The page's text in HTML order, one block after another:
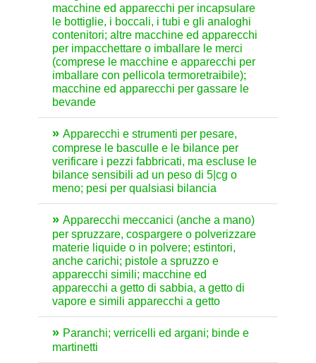
macchine ed apparecchi per incapsulare
le bottiglie, i boccali, i tubi e gli analoghi
contenitori; altre macchine ed apparecchi
per impacchettare o imballare le merci
(comprese le macchine e apparecchi per
imballare con pellicola termoretraibile);
macchine ed apparecchi per gassare le
bevande
Apparecchi e strumenti per pesare,
comprese le basculle e le bilance per
verificare i pezzi fabbricati, ma escluse le
bilance sensibili ad un peso di 5|cg o
meno; pesi per qualsiasi bilancia
Apparecchi meccanici (anche a mano)
per spruzzare, cospargere o polverizzare
materie liquide o in polvere; estintori,
anche carichi; pistole a spruzzo e
apparecchi simili; macchine ed
apparecchi a getto di sabbia, a getto di
vapore e simili apparecchi a getto
Paranchi; verricelli ed argani; binde e
martinetti